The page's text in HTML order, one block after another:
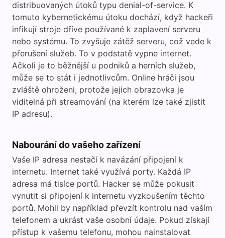
distribuovaných útoků typu denial-of-service. K
tomuto kybernetickému útoku dochází, když hackeři
infikují stroje dříve používané k zaplavení serveru
nebo systému. To zvyšuje zátěž serveru, což vede k
přerušení služeb. To v podstatě vypne internet.
Ačkoli je to běžnější u podniků a herních služeb,
může se to stát i jednotlivcům. Online hráči jsou
zvláště ohroženi, protože jejich obrazovka je
viditelná při streamování (na kterém lze také zjistit
IP adresu).
Nabourání do vašeho zařízení
Vaše IP adresa nestačí k navázání připojení k
internetu. Internet také využívá porty. Každá IP
adresa má tisíce portů. Hacker se může pokusit
vynutit si připojení k internetu vyzkoušením těchto
portů. Mohli by například převzít kontrolu nad vaším
telefonem a ukrást vaše osobní údaje. Pokud získají
přístup k vašemu telefonu, mohou nainstalovat